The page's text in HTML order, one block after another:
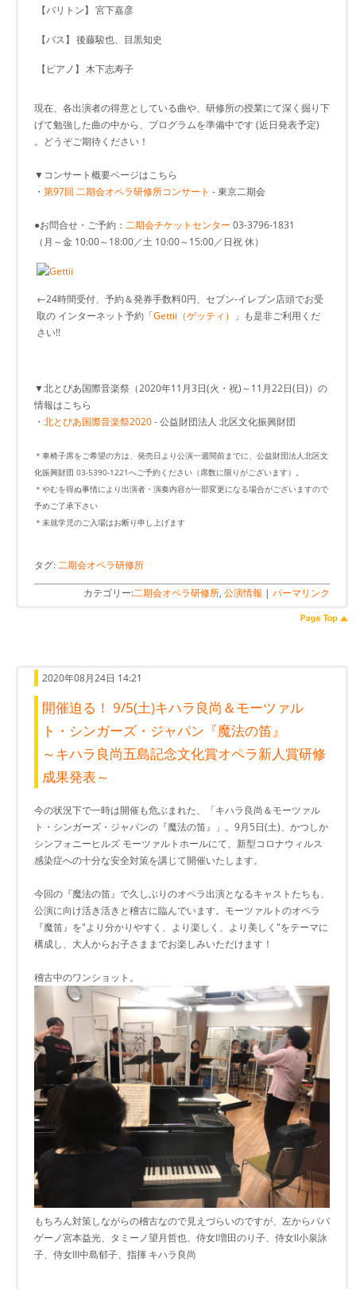
【バリトン】 宮下嘉彦
【バス】 後藤駿也、目黒知史
【ピアノ】 木下志寿子
現在、各出演者の得意としている曲や、研修所の授業にて深く掘り下
げて勉強した曲の中から、プログラムを準備中です (近日発表予定)
。どうぞご期待ください！
▼コンサート概要ページはこちら
・ 第97回 二期会オペラ研修所コンサート - 東京二期会
●お問合せ・ご予約： 二期会チケットセンター 03-3796-1831
（月～金 10:00～18:00／土 10:00～15:00／日祝 休）
←24時間受付、予約＆発券手数料0円、セブン-イレブン店頭でお受
取の インターネット予約「Gettii（ゲッティ） 」も是非ご利用くだ
さい!!
▼北とぴあ国際音楽祭（2020年11月3日(火・祝)～11月22日(日)）の
情報はこちら
・ 北とぴあ国際音楽祭2020- 公益財団法人 北区文化振興財団
＊車椅子席をご希望の方は、発売日より公演一週間前までに、公益財団法人北区文
化振興財団 03-5390-1221へご予約ください（席数に限りがございます）。
＊やむを得ぬ事情により出演者・演奏内容が一部変更になる場合がございますので
予めご了承下さい
＊未就学児のご入場はお断り申し上げます
タグ:二期会オペラ研修所
カテゴリー:二期会オペラ研修所, 公演情報 | パーマリンク
2020年08月24日 14:21
開催迫る！ 9/5(土)キハラ良尚＆モーツァル
ト・シンガーズ・ジャパン『魔法の笛』
～キハラ良尚五島記念文化賞オペラ新人賞研修
成果発表～
今の状況下で一時は開催も危ぶまれた、「キハラ良尚＆モーツァル
ト・シンガーズ・ジャパンの『魔法の笛』」。9月5日(土)、かつしか
シンフォニーヒルズ モーツァルトホールにて、新型コロナウィルス
感染症への十分な安全対策を講じて開催いたします。
今回の『魔法の笛』で久しぶりのオペラ出演となるキャストたちも、
公演に向け活き活きと稽古に臨んでいます。モーツァルトのオペラ
『魔笛』を"より分かりやすく、より楽しく、より美しく"をテーマに
構成し、大人からお子さままでお楽しみいただけます！
稽古中のワンショット。
もちろん対策しながらの稽古なので見えづらいのですが、左からパパ
ゲーノ宮本益光、タミーノ望月哲也、侍女I増田のり子、侍女II小泉詠
子、侍女III中島郁子、指揮 キハラ良尚